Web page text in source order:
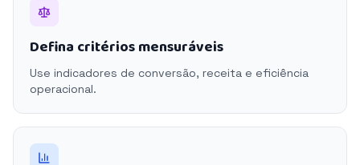
Defina critérios mensuráveis
Use indicadores de conversão, receita e eficiência
operacional.